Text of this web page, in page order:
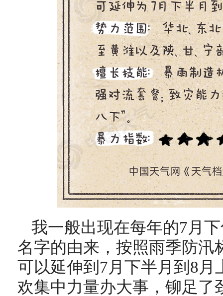
我一般出现在每年的7月
名字的由来，按照雨季防汛
可以延伸到7月下半月到8
欢集中力量办大事，铆足了